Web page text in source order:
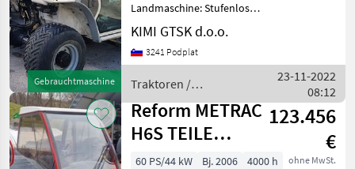
Gebrauchtmaschine
Landmaschine: Stufenloses
Getriebe traktor verkaufen
nur im teile, stractor sell
only in parts Traktoren
KIMI GTSK d.o.o.
3241 Podplat
Traktoren /
Reform
23-11-2022
08:12
Reform METRAC
H6S TEILE
VERKAUFEN !!
123.456
€
ohne MwSt.
60 PS/44 kW Bj. 2006
4000 h